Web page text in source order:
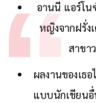
อานนี แอร์โน
หญิงจากฝรั่ง
สาขา
ผลงานของเธ
แบบนักเขียน